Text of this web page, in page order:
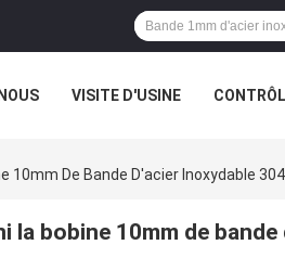
VISITE D'USINE
10mm De Bande D'acier Inoxydable
la bobine 10mm de